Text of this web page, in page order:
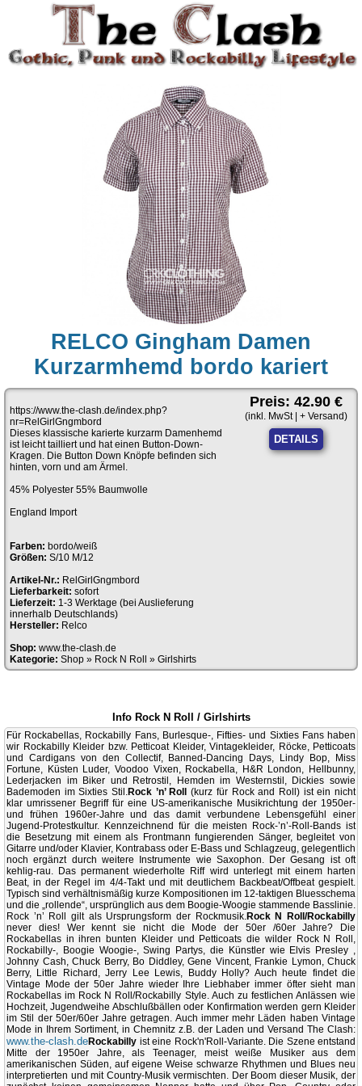
RELCO Gingham Damen
Kurzarmhemd bordo kariert
https://www.the-clash.de/index.php?
nr=RelGirlGngmbord
Dieses klassische karierte kurzarm Damenhemd
ist leicht tailliert und hat einen Button-Down-
Kragen. Die Button Down Knöpfe befinden sich
hinten, vorn und am Ärmel.
45% Polyester 55% Baumwolle
England Import
Farben: bordo/weiß
Größen: S/10 M/12
Artikel-Nr.: RelGirlGngmbord
Lieferbarkeit: sofort
Lieferzeit: 1-3 Werktage (bei Auslieferung
innerhalb Deutschlands)
Hersteller: Relco
Shop: www.the-clash.de
Kategorie: Shop » Rock N Roll » Girlshirts
Preis: 42.90 €
(inkl. MwSt | + Versand)
DETAILS
Info Rock N Roll / Girlshirts
Für Rockabellas, Rockabilly Fans, Burlesque-, Fifties- und Sixties Fans haben
wir Rockabilly Kleider bzw. Petticoat Kleider, Vintagekleider, Röcke, Petticoats
und Cardigans von den Collectif, Banned-Dancing Days, Lindy Bop, Miss
Fortune, Küsten Luder, Voodoo Vixen, Rockabella, H&R London, Hellbunny,
Lederjacken im Biker und Retrostil, Hemden im Westernstil, Dickies sowie
Bademoden im Sixties Stil.Rock ’n’ Roll (kurz für Rock and Roll) ist ein nicht
klar umrissener Begriff für eine US-amerikanische Musikrichtung der 1950er-
und frühen 1960er-Jahre und das damit verbundene Lebensgefühl einer
Jugend-Protestkultur. Kennzeichnend für die meisten Rock-’n’-Roll-Bands ist
die Besetzung mit einem als Frontmann fungierenden Sänger, begleitet von
Gitarre und/oder Klavier, Kontrabass oder E-Bass und Schlagzeug, gelegentlich
noch ergänzt durch weitere Instrumente wie Saxophon. Der Gesang ist oft
kehlig-rau. Das permanent wiederholte Riff wird unterlegt mit einem harten
Beat, in der Regel im 4/4-Takt und mit deutlichem Backbeat/Offbeat gespielt.
Typisch sind verhältnismäßig kurze Kompositionen im 12-taktigen Bluesschema
und die „rollende“, ursprünglich aus dem Boogie-Woogie stammende Basslinie.
Rock ’n’ Roll gilt als Ursprungsform der Rockmusik. Rock N Roll/Rockabilly
never dies! Wer kennt sie nicht die Mode der 50er /60er Jahre? Die
Rockabellas in ihren bunten Kleider und Petticoats die wilder Rock N Roll,
Rockabilly-, Boogie Woogie-, Swing Partys, die Künstler wie Elvis Presley ,
Johnny Cash, Chuck Berry, Bo Diddley, Gene Vincent, Frankie Lymon, Chuck
Berry, Little Richard, Jerry Lee Lewis, Buddy Holly? Auch heute findet die
Vintage Mode der 50er Jahre wieder Ihre Liebhaber immer öfter sieht man
Rockabellas im Rock N Roll/Rockabilly Style. Auch zu festlichen Anlässen wie
Hochzeit, Jugendweihe Abschlußbällen oder Konfirmation werden gern Kleider
im Stil der 50er/60er Jahre getragen. Auch immer mehr Läden haben Vintage
Mode in Ihrem Sortiment, in Chemnitz z.B. der Laden und Versand The Clash:
www.the-clash.deRockabilly ist eine Rock'n'Roll-Variante. Die Szene entstand
Mitte der 1950er Jahre, als Teenager, meist weiße Musiker aus dem
amerikanischen Süden, auf eigene Weise schwarze Rhythmen und Blues neu
interpretierten und mit Country-Musik vermischten. Der Boom dieser Musik, der